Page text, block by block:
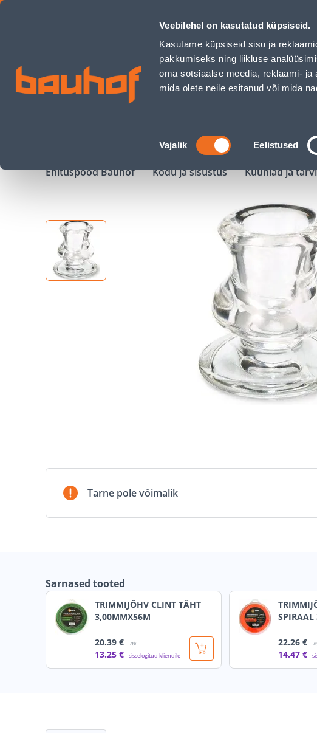
Veebilehel on kasutatud küpsiseid.
Kasutame küpsiseid sisu ja
pakkumiseks ning liikluse
oma sotsiaalse meedia, reklaami- ja
mida olete neile esitanud või mida
Nõusoleku
valik
Vajalik Eelistused
KÜÜNLAALUS BOLSIUS KOONUSKÜÜNLALE 62X57MM, ÜMAR - Bauhof
Äriklienditeenindus Klienditeenindus
KAMPAANIAD
Ehituspood Bauhof Kodu ja sisustus Küünlad ja
Tarne pole võimalik
Sarnased tooted
TRIMMIJÕHV CLINT TÄHT
3,00MMX56M
20.39 € /tk
13.25 € sisselogitud kliendile
22.26 € /
14.47 €